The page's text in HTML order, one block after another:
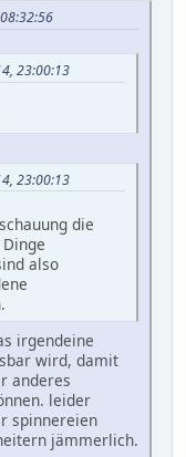
23:00:13
23:00:13
die
also
irgendeine
wird, damit
anderes
leider
spinnereien
jämmerlich.